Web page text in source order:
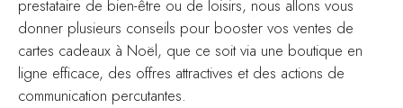
prestataire de bien-être ou de loisirs, nous allons vous
donner plusieurs conseils pour booster vos ventes de
cartes cadeaux à Noël, que ce soit via une boutique en
ligne efficace, des offres attractives et des actions de
communication percutantes.